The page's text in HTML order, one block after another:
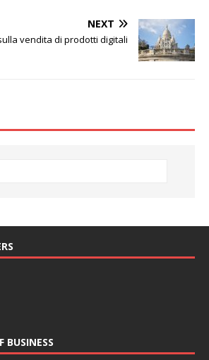
NEXT
vendita di prodotti digitali
BUSINESS